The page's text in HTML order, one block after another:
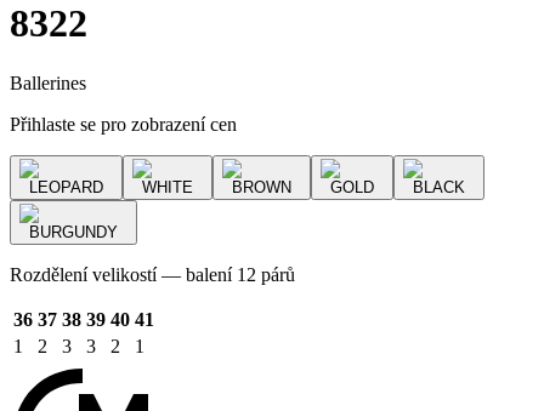
8322
Ballerines
Přihlaste se pro zobrazení cen
LEOPARD WHITE BROWN GOLD BLACK
BURGUNDY
Rozdělení velikostí — balení 12 párů
36 37 38 39 40 41
1
2 3 3 2 1